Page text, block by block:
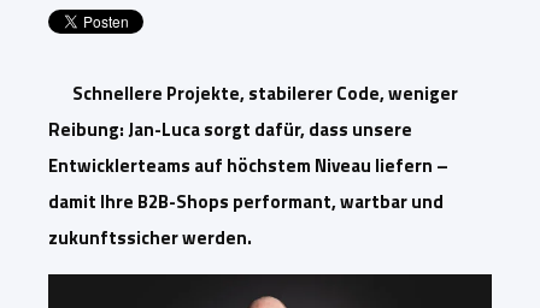
Schnellere Projekte, stabilerer Code, weniger
Reibung: Jan-Luca sorgt dafür, dass unsere
Entwicklerteams auf höchstem Niveau liefern –
damit Ihre B2B-Shops performant, wartbar und
zukunftssicher werden.